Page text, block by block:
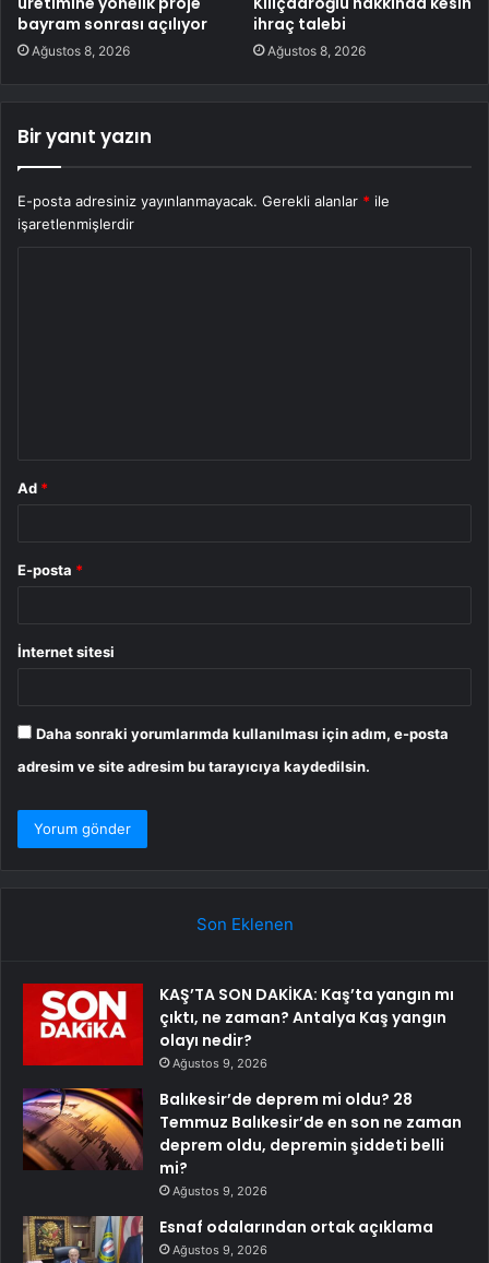
bayram sonrası açılıyor
Ağustos 8, 2026
ihraç talebi
Ağustos 8, 2026
Bir yanıt yazın
E-posta adresiniz yayınlanmayacak. Gerekli alanlar * ile
işaretlenmişlerdir
Ad *
E-posta *
İnternet sitesi
Daha sonraki yorumlarımda kullanılması için adım, e-posta
adresim ve site adresim bu tarayıcıya kaydedilsin.
Son Eklenen
KAŞ’TA SON DAKİKA: Kaş’ta yangın mı
çıktı, ne zaman? Antalya Kaş yangın
olayı nedir?
Ağustos 9, 2026
Balıkesir’de deprem mi oldu? 28
Temmuz Balıkesir’de en son ne zaman
deprem oldu, depremin şiddeti belli
mi?
Ağustos 9, 2026
Esnaf odalarından ortak açıklama
Ağustos 9, 2026